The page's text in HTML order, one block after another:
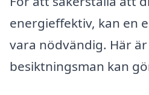
energieffektiv, kan en
vara nödvändig. Här
besiktningsman kan